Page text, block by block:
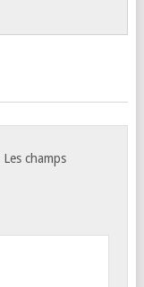
Les champs